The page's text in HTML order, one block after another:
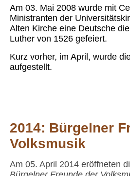
Am 03. Mai 2008 wurde mit
Ministranten der
Alten Kirche eine Deutsche
Luther von 1526 gefeiert.
Kurz vorher, im April, wurde
aufgestellt.
2014: Bürgelner
Volksmusik
Am 05. April 2014 eröffneten